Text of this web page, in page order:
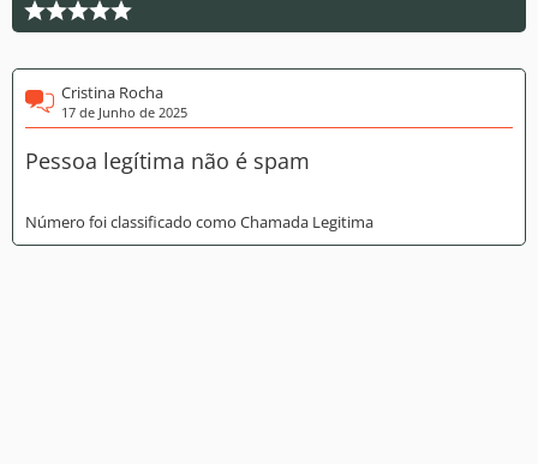
Cristina Rocha
17 de Junho de 2025
Pessoa legítima não é spam
Número foi classificado como Chamada Legitima